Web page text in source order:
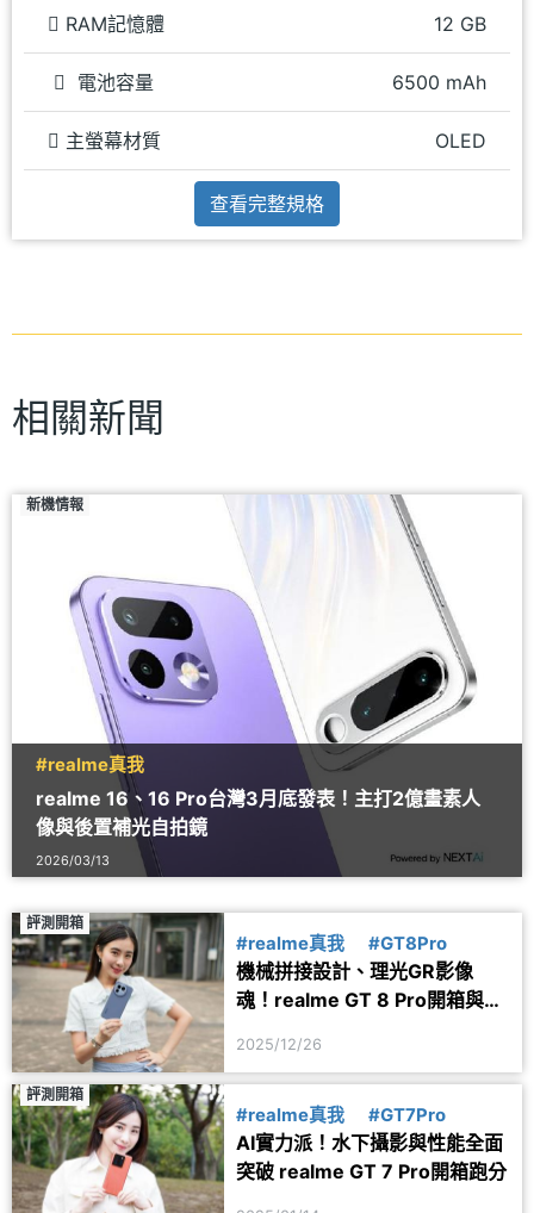
RAM記憶體 12 GB
電池容量 6500 mAh
主螢幕材質 OLED
查看完整規格
相關新聞
新機情報
#realme真我
realme 16、16 Pro台灣3月底發表！主打2億畫素人
像與後置補光自拍鏡
2026/03/13
評測開箱
#realme真我 #GT8Pro
機械拼接設計、理光GR影像
魂！realme GT 8 Pro開箱與拍
2025/12/26
評測開箱
#realme真我 #GT7Pro
AI實力派！水下攝影與性能全面
突破 realme GT 7 Pro開箱跑分